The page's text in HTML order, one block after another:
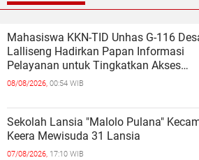
Mahasiswa KKN-TID Unhas G-116
Lalliseng Hadirkan Papan Informasi
Pelayanan untuk Tingkatkan Akses
Informasi Masyarakat
08/08/2026, 00:54 WIB
Sekolah Lansia "Malolo Pulana"
Keera Mewisuda 31 Lansia
07/08/2026, 17:10 WIB